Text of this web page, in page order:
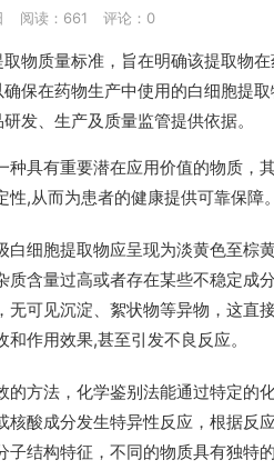
阅读：661 评论：0
物质量标准，旨在明确该提取物
保在药物生产中使用的白细胞提
发、生产及质量监管提供依据。
种具有重要潜在应用价值的物质，
,从而为患者的健康提供可靠保障。
白细胞提取物应呈现为淡黄色至棕
质含量过高或者存在某些不稳定成
无可见沉淀、絮状物等异物，这直
作用效果,甚至引发不良反应。
的方法，化学鉴别法能通过特定的
核酸成分发生特异性反应，根据反
子结构特征，不同的物质具有独特